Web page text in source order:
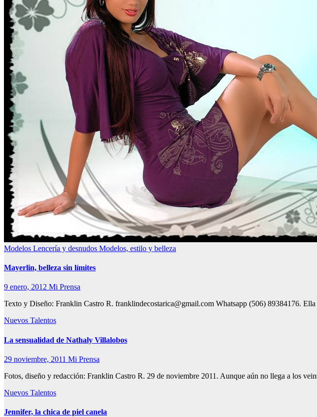
Modelos Lencería y desnudos Modelos, estilo y belleza
Mayerlin, belleza sin límites
9 enero, 2012 Mi Prensa
Texto y Diseño: Franklin Castro R. franklindecostarica@gmail.com Whatsapp (506) 89384176.
Nuevos Talentos
La sensualidad de Nathaly Villalobos
29 noviembre, 2011 Mi Prensa
Fotos, diseño y redacción: Franklin Castro R. 29 de noviembre 2011. Aunque aún no llega a los
Nuevos Talentos
Jennifer, la chica de piel canela